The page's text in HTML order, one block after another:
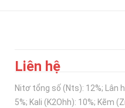
Liên hệ
Nitơ tổng số (Nts): 12%; Lân
5%; Kali (K2Ohh): 10%; Kẽm